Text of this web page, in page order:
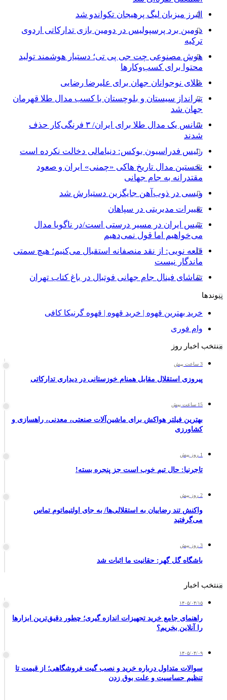
البرز میزبان لیگ پرهیجان تکواندو شد
دومین برد پرسپولیس در دومین بازی تدارکاتی اردوی
ترکیه
هوش مصنوعی چت جی پی تی؛ دستیار هوشمند تولید
محتوا برای کسب‌وکارها
طلای نوجوانان جهان برای علیرضا رضایی
تیرانداز سیستان و بلوچستان با کسب مدال طلا قهرمان
جهان شد
شانس یک مدال طلا برای ایران/ ۳ فرنگی‌کار حذف
شدند
رئیس فدراسیون بوکس: دنیامالی دخالت نکرده است
نخستین مدال تاریخ هاکی «چمنی» ایران و صعود
مقتدرانه به جام جهانی
ویسی در ذوب‌آهن جایگزین دستیارش شد
تغییرات مدیریتی در سپاهان
تنیس ایران در مسیر درستی است/در ناگویا مدال
می‌خواهیم اما قول نمی‌دهیم
قلعه نویی: از نقد منصفانه استقبال می‌کنیم؛ هیچ سمتی
ماندگار نیست
تماشای فینال جام جهانی فوتبال در باغ کتاب تهران
پیوندها
خرید بهترین قهوه | خرید قهوه | قهوه گرنیکا کافی
وام فوری
منتخب اخبار روز
3 ساعت پیش
پیروزی استقلال مقابل همنام خوزستانی در دیداری تدارکاتی
15 ساعت پیش
بهترین فیلتر هواکش برای ماشین‌آلات صنعتی، معدنی، راهسازی و
کشاورزی
1 روز پیش
تاجرنیا: حال تیم خوب است جز پنجره بسته!
2 روز پیش
واکنش تند رضاییان به استقلالی‌ها/ به جای اولتیماتوم تماس
می‌گرفتید
3 روز پیش
باشگاه گل گهر: حقانیت ما اثبات شد
منتخب اخبار
۱۴۰۵/۰۴/۱۵
راهنمای جامع خرید تجهیزات اندازه گیری؛ چطور دقیق‌ترین ابزارها
را آنلاین بخریم؟
۱۴۰۵/۰۴/۰۹
سوالات متداول درباره خرید و نصب گیت فروشگاهی؛ از قیمت تا
تنظیم حساسیت و علت بوق زدن